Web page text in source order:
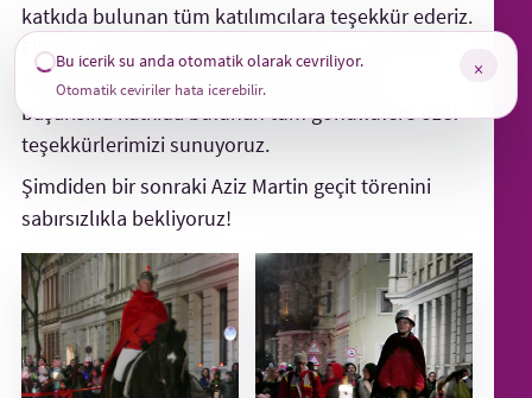
katkıda bulunan tüm katılımcılara teşekkür ederiz.
Elbette, emekleriyle geçit töreninin ve ardından
Gutenbergplatz’da düzenlenen etkinliğin
başarısına katkıda bulunan tüm gönüllülere özel
teşekkürlerimizi sunuyoruz.
Şimdiden bir sonraki Aziz Martin geçit törenini
sabırsızlıkla bekliyoruz!
Bu icerik su anda otomatik olarak cevriliyor.
Otomatik ceviriler hata icerebilir.
×